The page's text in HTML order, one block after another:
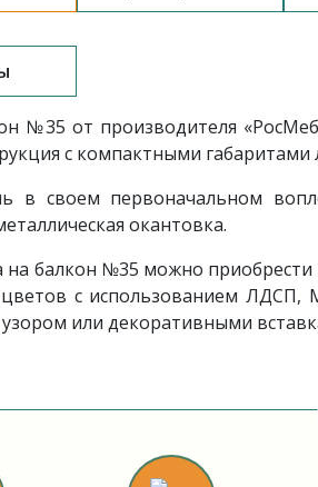
№35 от производителя
с компактными габаритами
в своем первоначальном
окантовка.
балкон №35 можно приобрести
с использованием ЛДСП,
или декоративными